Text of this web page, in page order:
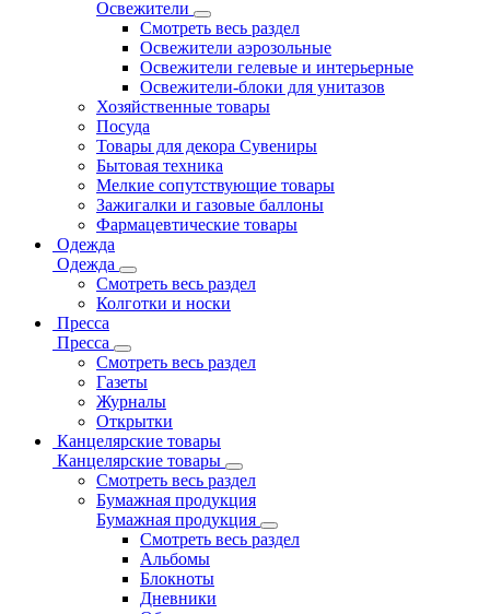
Освежители
Смотреть весь раздел
Освежители аэрозольные
Освежители гелевые и интерьерные
Освежители-блоки для унитазов
Хозяйственные товары
Посуда
Товары для декора Сувениры
Бытовая техника
Мелкие сопутствующие товары
Зажигалки и газовые баллоны
Фармацевтические товары
Одежда
Одежда
Смотреть весь раздел
Колготки и носки
Пресса
Пресса
Смотреть весь раздел
Газеты
Журналы
Открытки
Канцелярские товары
Канцелярские товары
Смотреть весь раздел
Бумажная продукция
Бумажная продукция
Смотреть весь раздел
Альбомы
Блокноты
Дневники